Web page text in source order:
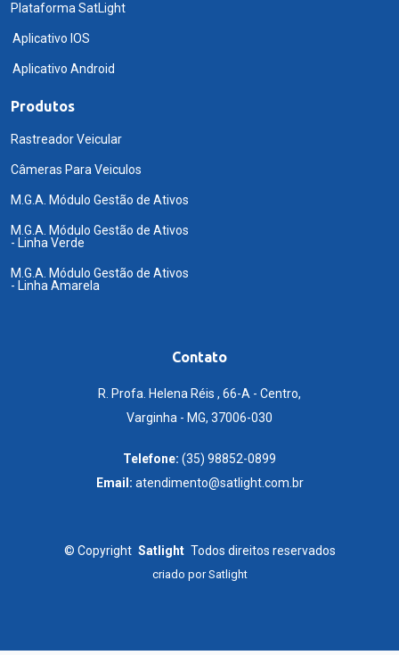
Plataforma SatLight
Aplicativo IOS
Aplicativo Android
Produtos
Rastreador Veicular
Câmeras Para Veiculos
M.G.A. Módulo Gestão de Ativos
M.G.A. Módulo Gestão de Ativos
- Linha Verde
M.G.A. Módulo Gestão de Ativos
- Linha Amarela
Contato
R. Profa. Helena Réis , 66-A - Centro,
Varginha - MG, 37006-030
Telefone: (35) 98852-0899
Email: atendimento@satlight.com.br
© Copyright Satlight Todos direitos reservados
criado porSatlight